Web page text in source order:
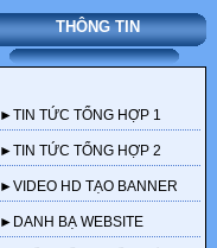
THÔNG TIN
►TIN TỨC TỔNG HỢP 1
►TIN TỨC TỔNG HỢP 2
►VIDEO HD TẠO BANNER
►DANH BẠ WEBSITE